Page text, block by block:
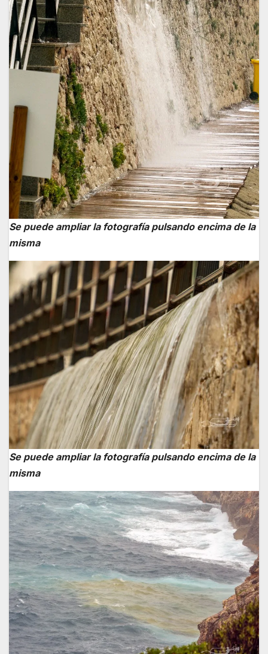
Se puede ampliar la fotografía pulsando encima de la
misma
Se puede ampliar la fotografía pulsando encima de la
misma